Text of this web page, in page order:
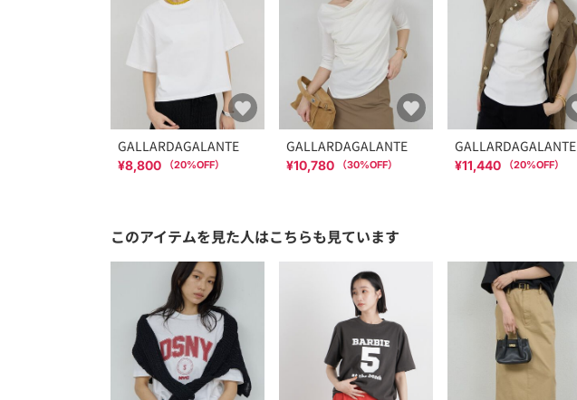
GALLARDAGALANTE
¥8,800 （20%OFF）
GALLARDAGALANTE
¥10,780 （30%OFF）
GALLARDAGALANTE
¥11,440 （20%OFF）